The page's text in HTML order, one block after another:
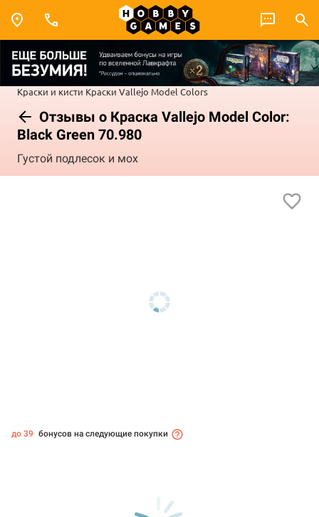
Краски и кисти Краски Vallejo Model Colors
Отзывы о Краска Vallejo Model Color:
Black Green 70.980
Густой подлесок и мох
до 39 бонусов на следующие покупки